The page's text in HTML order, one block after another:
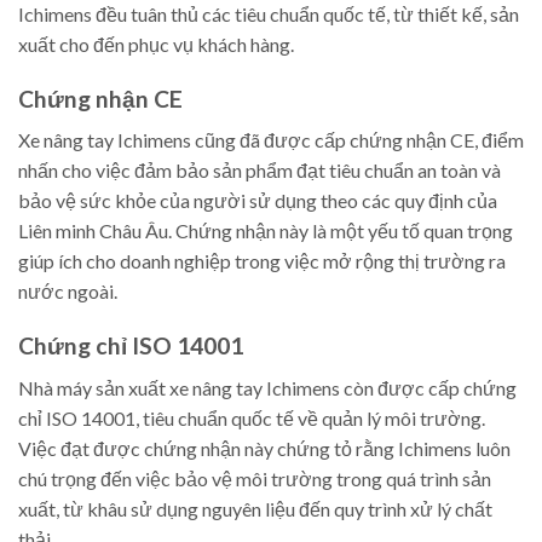
Ichimens đều tuân thủ các tiêu chuẩn quốc tế, từ thiết kế, sản
xuất cho đến phục vụ khách hàng.
Chứng nhận CE
Xe nâng tay Ichimens cũng đã được cấp chứng nhận CE, điểm
nhấn cho việc đảm bảo sản phẩm đạt tiêu chuẩn an toàn và
bảo vệ sức khỏe của người sử dụng theo các quy định của
Liên minh Châu Âu. Chứng nhận này là một yếu tố quan trọng
giúp ích cho doanh nghiệp trong việc mở rộng thị trường ra
nước ngoài.
Chứng chỉ ISO 14001
Nhà máy sản xuất xe nâng tay Ichimens còn được cấp chứng
chỉ ISO 14001, tiêu chuẩn quốc tế về quản lý môi trường.
Việc đạt được chứng nhận này chứng tỏ rằng Ichimens luôn
chú trọng đến việc bảo vệ môi trường trong quá trình sản
xuất, từ khâu sử dụng nguyên liệu đến quy trình xử lý chất